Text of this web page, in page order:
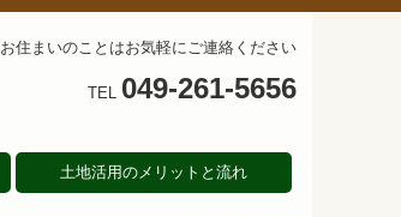
お住まいのことはお気軽にご連絡ください
TEL 049-261-5656
土地活用のメリットと流れ